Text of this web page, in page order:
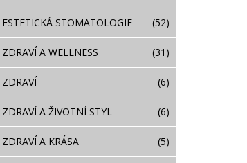
ESTETICKÁ STOMATOLOGIE (52)
ZDRAVÍ A WELLNESS (31)
ZDRAVÍ (6)
ZDRAVÍ A ŽIVOTNÍ STYL (6)
ZDRAVÍ A KRÁSA (5)